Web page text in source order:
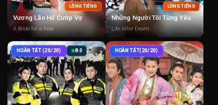
LỒNG TIẾNG
Vương Lão Hổ Cướp Vợ
A Bride for a Ride
LỒNG TIẾNG
Những Người Tôi Từng Yêu
Life After Death
HOÀN TẤT (20/20) 8.0 HOÀN TẤT(20/20)